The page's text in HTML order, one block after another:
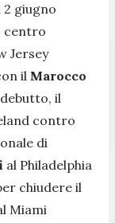
giugno
centro
Jersey
il Marocco
il
contro
di
al Philadelphia
chiudere il
Miami